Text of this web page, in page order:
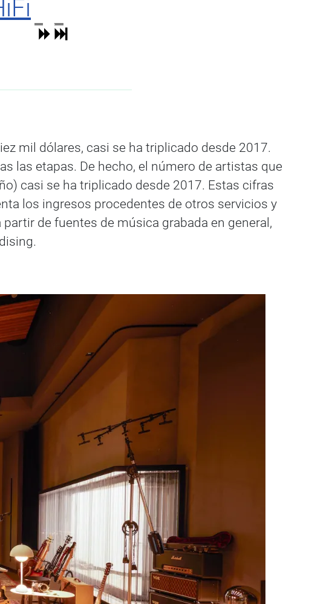
mil dólares, casi se ha triplicado desde 2017.
las etapas. De hecho, el número de artistas que
casi se ha triplicado desde 2017. Estas cifras
los ingresos procedentes de otros servicios y
de fuentes de música grabada en general,